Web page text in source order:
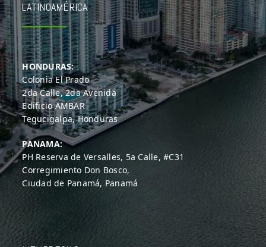
LATINOAMÉRICA
HONDURAS:
Colonia El Prado
2da Calle, 2da Avenida
Edificio AMBAR
Tegucigalpa, Honduras
PANAMA:
PH Reserva de Versalles, 5a Calle, #C31
Corregimiento Don Bosco,
Ciudad de Panamá, Panamá